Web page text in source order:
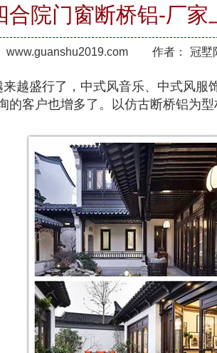
合院门窗断桥铝-厂家
www.guanshu2019.com 作者： 冠墅
越盛行了，中式风音乐、中式风
的客户也增多了。以仿古断桥铝为